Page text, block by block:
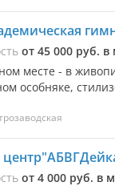
от 45 000 руб. в
месте - в
особняке,
от 4 000 руб. в